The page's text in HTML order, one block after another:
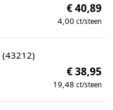
€ 40,89
4,00 ct/steen
(43212)
€ 38,95
19,48 ct/steen